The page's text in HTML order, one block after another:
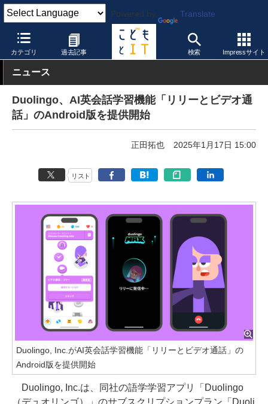
Powered by Translate
カテゴリ 過去記事 検索 Impressサイト
こどもとIT 製品・サービス デジタル教科書・教材
ニュース
Duolingo、AI英会話学習機能「リリーとビデオ通
話」のAndroid版を提供開始
正田拓也 2025年1月17日 15:00
リスト
Duolingo, Inc.がAI英会話学習機能「リリーとビデオ通話」の
Android版を提供開始
Duolingo, Inc.は、同社の語学学習アプリ「Duolingo